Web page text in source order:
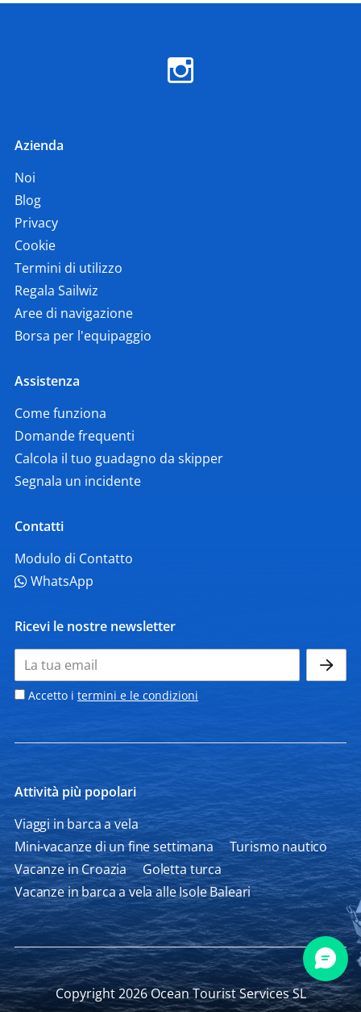
Azienda
Noi
Blog
Privacy
Cookie
Termini di utilizzo
Regala Sailwiz
Aree di navigazione
Borsa per l'equipaggio
Assistenza
Come funziona
Domande frequenti
Calcola il tuo guadagno da skipper
Segnala un incidente
Contatti
Modulo di Contatto
WhatsApp
Ricevi le nostre newsletter
Accetto i termini e le condizioni
Attività più popolari
Viaggi in barca a vela
Mini-vacanze di un fine settimana
Turismo nautico
Vacanze in Croazia
Goletta turca
Vacanze in barca a vela alle Isole Baleari
Copyright 2026 Ocean Tourist Services SL